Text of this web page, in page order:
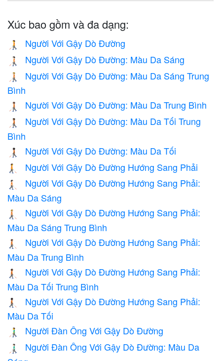
Xúc bao gồm và đa dạng:
🧑‍🦯 Người Với Gậy Dò Đường
🧑🏻‍🦯 Người Với Gậy Dò Đường: Màu Da Sáng
🧑🏼‍🦯
Người Với Gậy Dò Đường: Màu Da Sáng Trung
Bình
🧑🏽‍🦯 Người Với Gậy Dò Đường: Màu Da Trung Bình
🧑🏾‍🦯
Người Với Gậy Dò Đường: Màu Da Tối Trung
Bình
🧑🏿‍🦯 Người Với Gậy Dò Đường: Màu Da Tối
🧑‍🦯‍➡️ Người Với Gậy Dò Đường Hướng Sang Phải
🧑🏻‍🦯‍➡️
Người Với Gậy Dò Đường Hướng Sang Phải:
Màu Da Sáng
🧑🏼‍🦯‍➡️
Người Với Gậy Dò Đường Hướng Sang Phải:
Màu Da Sáng Trung Bình
🧑🏽‍🦯‍➡️
Người Với Gậy Dò Đường Hướng Sang Phải:
Màu Da Trung Bình
🧑🏾‍🦯‍➡️
Người Với Gậy Dò Đường Hướng Sang Phải:
Màu Da Tối Trung Bình
🧑🏿‍🦯‍➡️
Người Với Gậy Dò Đường Hướng Sang Phải:
Màu Da Tối
👨‍🦯 Người Đàn Ông Với Gậy Dò Đường
👨🏻‍🦯
Người Đàn Ông Với Gậy Dò Đường: Màu Da